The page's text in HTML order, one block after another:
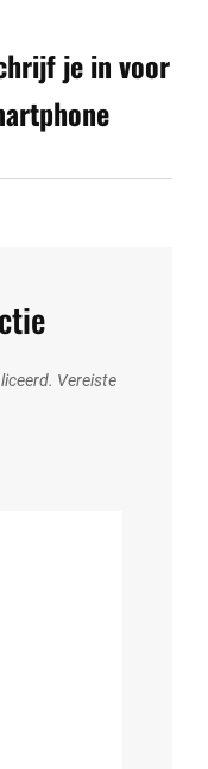
je in voor
Vereiste